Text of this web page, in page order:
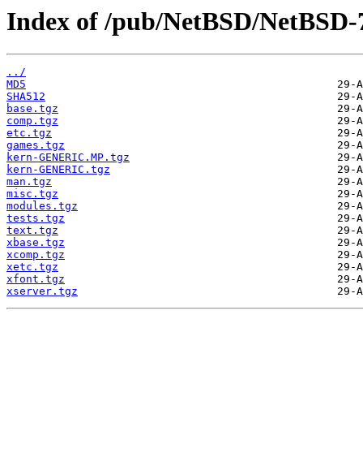
Index of /pub/NetBSD/
../
MD5
SHA512
base.tgz
comp.tgz
etc.tgz
games.tgz
kern-GENERIC.MP.tgz
kern-GENERIC.tgz
man.tgz
misc.tgz
modules.tgz
tests.tgz
text.tgz
xbase.tgz
xcomp.tgz
xetc.tgz
xfont.tgz
xserver.tgz